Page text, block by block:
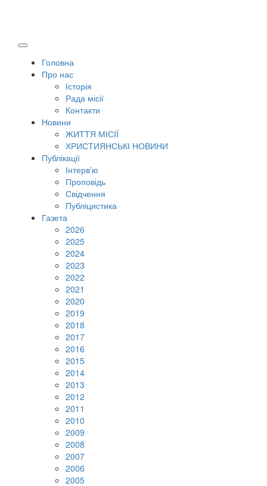
Головна
Про нас
Історія
Рада місії
Контакти
Новини
ЖИТТЯ МІСІЇ
ХРИСТИЯНСЬКІ НОВИНИ
Публікації
Інтерв'ю
Проповідь
Свідчення
Публіцистика
Газета
2026
2025
2024
2023
2022
2021
2020
2019
2018
2017
2016
2015
2014
2013
2012
2011
2010
2009
2008
2007
2006
2005